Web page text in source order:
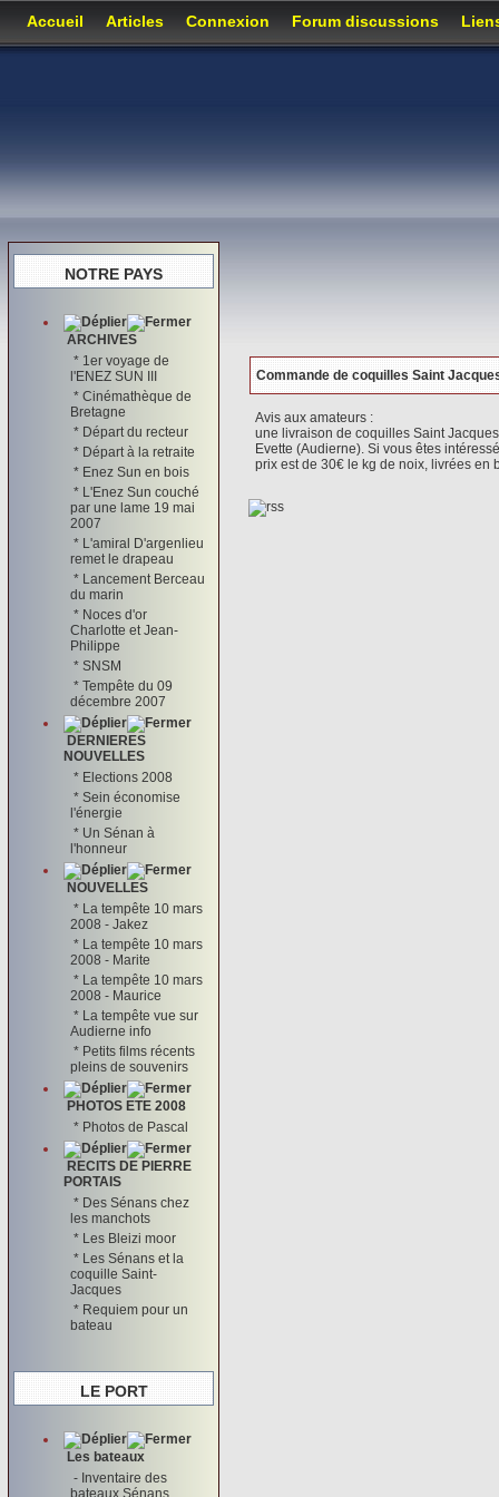
Accueil Articles Connexion Forum discussions
NOTRE PAYS
ARCHIVES
* 1er voyage de
l'ENEZ SUN III
* Cinémathèque de
Bretagne
* Départ du recteur
* Départ à la retraite
* Enez Sun en bois
* L'Enez Sun couché
par une lame 19 mai
2007
* L'amiral D'argenlieu
remet le drapeau
* Lancement Berceau
du marin
* Noces d'or
Charlotte et Jean-
Philippe
* SNSM
* Tempête du 09
décembre 2007
DERNIERES
NOUVELLES
* Elections 2008
* Sein économise
l'énergie
* Un Sénan à
l'honneur
NOUVELLES
* La tempête 10 mars
2008 - Jakez
* La tempête 10 mars
2008 - Marite
* La tempête 10 mars
2008 - Maurice
* La tempête vue sur
Audierne info
* Petits films récents
pleins de souvenirs
PHOTOS ETE 2008
* Photos de Pascal
RECITS DE PIERRE
PORTAIS
* Des Sénans chez
les manchots
* Les Bleizi moor
* Les Sénans et la
coquille Saint-
Jacques
* Requiem pour un
bateau
LE PORT
Les bateaux
- Inventaire des
bateaux Sénans
Commande de coquilles Saint
Avis aux amateurs :
une livraison de coquilles Saint
Evette (Audierne). Si vous êtes
prix est de 30€ le kg de noix, livrées en